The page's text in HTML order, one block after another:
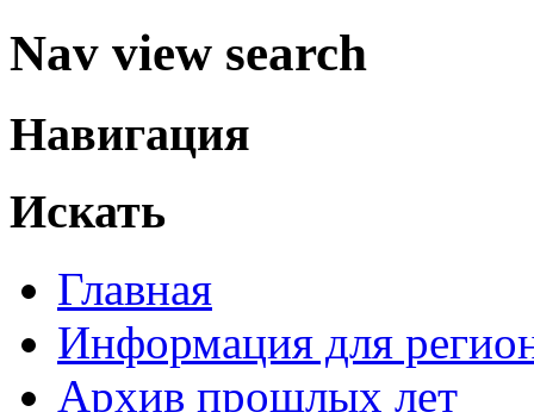
Nav view search
Навигация
Искать
Главная
Информация для
Архив прошлых лет